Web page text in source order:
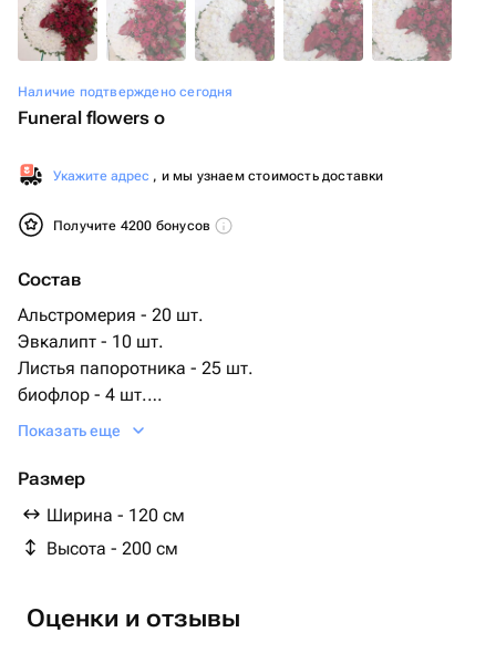
Наличие подтверждено сегодня
Funeral flowers о
Укажите адрес , и мы узнаем стоимость доставки
Получите 4200 бонусов
Состав
Альстромерия - 20 шт.
Эвкалипт - 10 шт.
Листья папоротника - 25 шт.
биофлор - 4 шт.
хризантемы кустовые - 160 шт.
листья антуриума - 2 шт.
стенд - 1 шт.
Показать еще
Размер
Ширина - 120 см
Высота - 200 см
Оценки и отзывы